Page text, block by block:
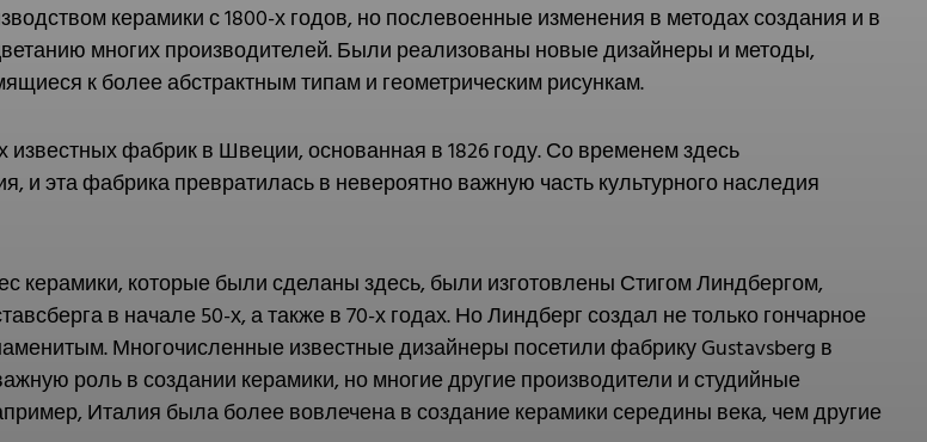
керамики с 1800-х годов, но послевоенные изменения в методах создания и в
многих производителей. Были реализованы новые дизайнеры и методы,
к более абстрактным типам и геометрическим рисункам.
фабрик в Швеции, основанная в 1826 году. Со временем здесь
и эта фабрика превратилась в невероятно важную часть культурного наследия
керамики, которые были сделаны здесь, были изготовлены Стигом Линдбергом,
в начале 50-х, а также в 70-х годах. Но Линдберг создал не только гончарное
Многочисленные известные дизайнеры посетили фабрику Gustavsberg в
роль в создании керамики, но многие другие производители и студийные
Италия была более вовлечена в создание керамики середины века, чем другие